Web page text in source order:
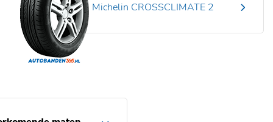
Michelin CROSSCLIMATE 2